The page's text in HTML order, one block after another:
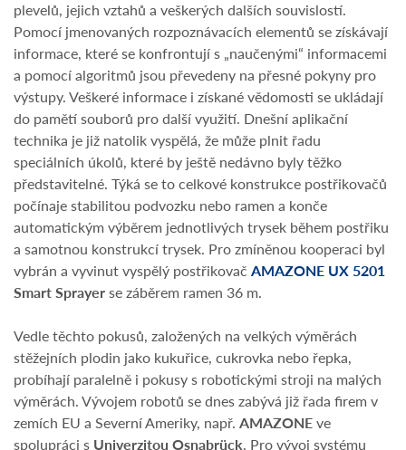
plevelů, jejich vztahů a veškerých dalších souvislostí.
Pomocí jmenovaných rozpoznávacích elementů se získávají
informace, které se konfrontují s „naučenými“ informacemi
a pomocí algoritmů jsou převedeny na přesné pokyny pro
výstupy. Veškeré informace i získané vědomosti se ukládají
do pamětí souborů pro další využití. Dnešní aplikační
technika je již natolik vyspělá, že může plnit řadu
speciálních úkolů, které by ještě nedávno byly těžko
představitelné. Týká se to celkové konstrukce postřikovačů
počínaje stabilitou podvozku nebo ramen a konče
automatickým výběrem jednotlivých trysek během postřiku
a samotnou konstrukcí trysek. Pro zmíněnou kooperaci byl
vybrán a vyvinut vyspělý postřikovač AMAZONE UX 5201
Smart Sprayerse záběrem ramen 36 m.
Vedle těchto pokusů, založených na velkých výměrách
stěžejních plodin jako kukuřice, cukrovka nebo řepka,
probíhají paralelně i pokusy s robotickými stroji na malých
výměrách. Vývojem robotů se dnes zabývá již řada firem v
zemích EU a Severní Ameriky, např. AMAZONEve
spolupráci s Univerzitou Osnabrück. Pro vývoj systému